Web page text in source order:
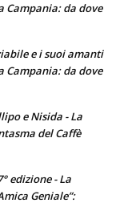
Campania: da dove
e i suoi amanti
Campania: da dove
e Nisida - La
del Caffè
edizione - La
Geniale”: